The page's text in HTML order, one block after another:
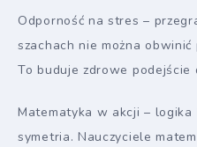
Odporność na stres –
szachach nie można
To buduje zdrowe podejście
Matematyka w akcji – logika
symetria. Nauczyciele